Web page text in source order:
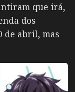
que irá,
dos
de abril, mas